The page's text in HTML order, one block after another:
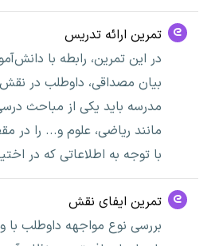
تمرین ارائه تدریس
در این تمرین، رابطه با
بیان مصداقی، داوطلب در
مدرسه‌ باید یکی از مباحث
مانند ریاضی، علوم و... را در
با توجه به اطلاعاتی که در
تمرین ایفای نقش
بررسی نوع مواجهه داوطلب با